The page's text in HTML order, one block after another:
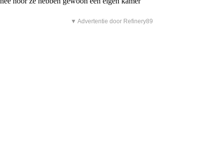
▼ Advertentie door Refinery89